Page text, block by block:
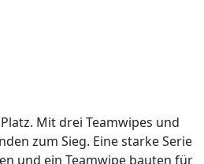
Mit drei Teamwipes und
zum Sieg. Eine starke Serie
und ein Teamwipe bauten für